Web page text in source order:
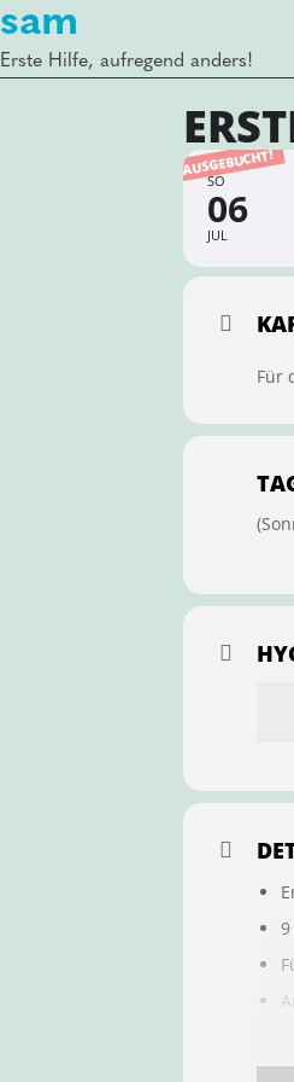
sam
Erste Hilfe, aufregend anders!
AUSGEBUCHT!
SO
06
JUL
Für